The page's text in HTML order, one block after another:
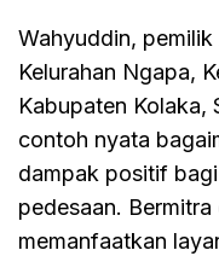
Wahyuddin, pemilik
Kelurahan Ngapa,
Kabupaten Kolaka,
contoh nyata
dampak positif
pedesaan.
memanfaatkan